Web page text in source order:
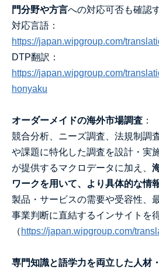
門分野や方言への対応可否も確認
対応言語：
https://japan.wipgroup.com/
DTP翻訳：
https://japan.wipgroup.com/
honyaku
オーダーメイドの海外市場調査 ：
競合分析、ニーズ調査、法規制調
や課題に特化した調査を設計・実
が提供するマクロデータに加え、
ワークを用いて、より具体的な情
製品・サービスの需要や受容性、
事業判断に直結するインサイトを
（ https://japan.wipgroup.com/
専門知識と語学力を両立した人材